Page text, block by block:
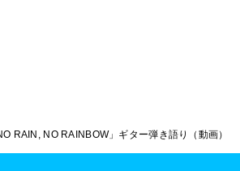
RAIN, NO RAINBOW」ギター弾き語り（動画）